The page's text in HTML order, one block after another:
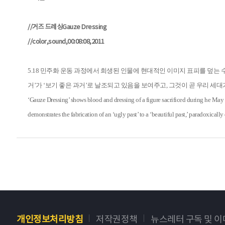
//거즈 드레싱Gauze Dressing
//color,sound,00:08:08,2011
5.18 민주화 운동 과정에서 희생된 인물에 현대적인 이미지 표피를 덮는
거’가 ‘보기 좋은 과거’로 날조되고 있음을 보여주고, 그것이 곧 우리
‘Gauze Dressing’ shows blood and dressing of a figure sacrificed during he
demonstrates the fabrication of an ‘ugly past’ to a ‘beautiful past,’
개인정보처리방침 저작권정책 뉴스레터 구독 및